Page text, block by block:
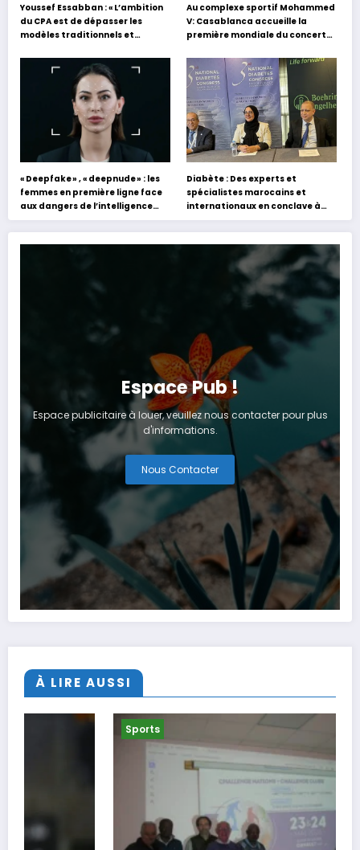
Youssef Essabban : « L’ambition
du CPA est de dépasser les
modèles traditionnels et
s’appuyant sur le partage des
expériences »
Au complexe sportif Mohammed
V: Casablanca accueille la
première mondiale du concert
Hafez
« Deepfake » , « deepnude » : les
femmes en première ligne face
aux dangers de l’intelligence
artificielle
Diabète : Des experts et
spécialistes marocains et
internationaux en conclave à
Tanger
Espace Pub !
Espace publicitaire à louer, veuillez nous contacter pour plus
d'informations.
Nous Contacter
À LIRE AUSSI